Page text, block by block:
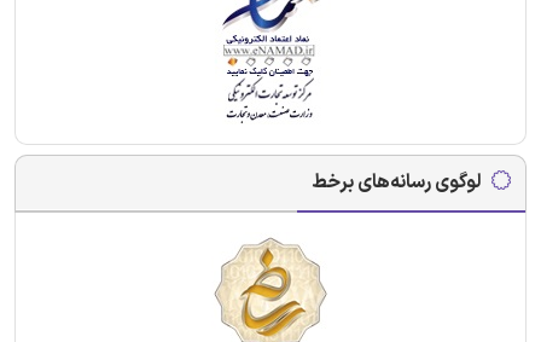
لوگوی رسانه‌های برخط